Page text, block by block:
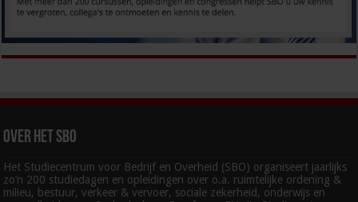
Over het SBO
Het Studiecentrum voor Bedrijf en Overheid (SBO) organiseert jaarlijks
zo’n 200 studiedagen en opleidingen over o.a. ruimtelijke ordening &
milieu, bestuur, verkeer & vervoer, sociale zekerheid, onderwijs en